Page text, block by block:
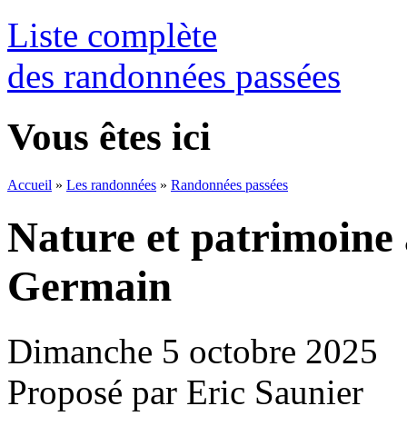
Liste complète
des randonnées passées
Vous êtes ici
Accueil » Les randonnées » Randonnées passées
Nature et
Germain
Dimanche 5 octobre 2025
Proposé par Eric Saunier